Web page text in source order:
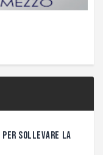
SOLLEVARE LA